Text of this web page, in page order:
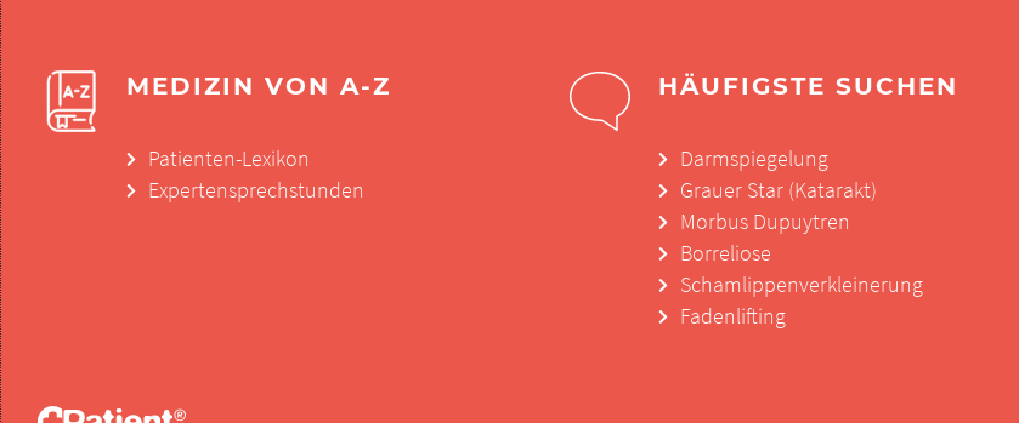
MEDIZIN VON A-Z
Patienten-Lexikon
Expertensprechstunden
HÄUFIGSTE SUCHEN
Darmspiegelung
Grauer Star (Katarakt)
Morbus Dupuytren
Borreliose
Schamlippenverkleinerung
Fadenlifting